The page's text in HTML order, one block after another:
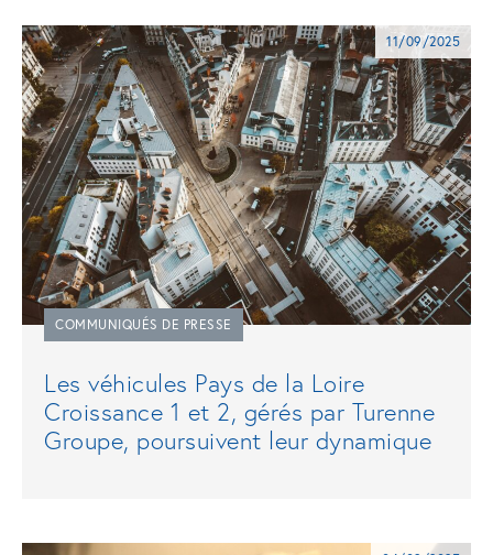
11/09/2025
COMMUNIQUÉS DE PRESSE
Les véhicules Pays de la Loire
Croissance 1 et 2, gérés par Turenne
Groupe, poursuivent leur dynamique